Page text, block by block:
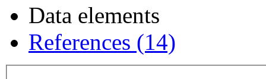
Data elements
References (14)